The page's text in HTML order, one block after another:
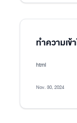
ทำความเข้
html
Nov. 30, 2024